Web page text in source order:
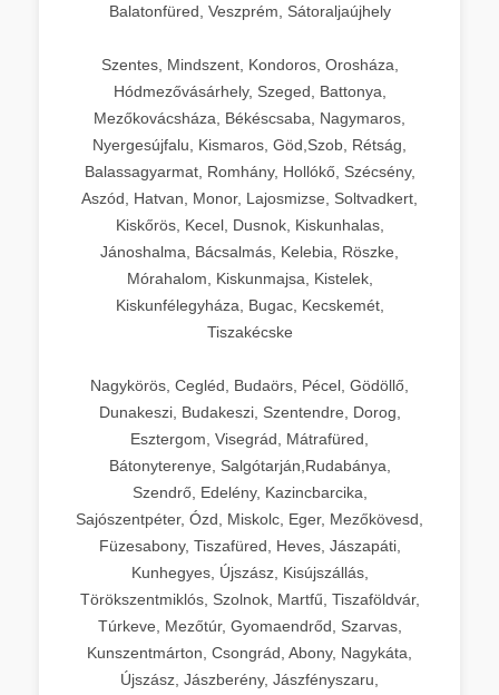
Balatonfüred, Veszprém, Sátoraljaújhely
Szentes, Mindszent, Kondoros, Orosháza,
Hódmezővásárhely, Szeged, Battonya,
Mezőkovácsháza, Békéscsaba, Nagymaros,
Nyergesújfalu, Kismaros, Göd,Szob, Rétság,
Balassagyarmat, Romhány, Hollókő, Szécsény,
Aszód, Hatvan, Monor, Lajosmizse, Soltvadkert,
Kiskőrös, Kecel, Dusnok, Kiskunhalas,
Jánoshalma, Bácsalmás, Kelebia, Röszke,
Mórahalom, Kiskunmajsa, Kistelek,
Kiskunfélegyháza, Bugac, Kecskemét,
Tiszakécske
Nagykörös, Cegléd, Budaörs, Pécel, Gödöllő,
Dunakeszi, Budakeszi, Szentendre, Dorog,
Esztergom, Visegrád, Mátrafüred,
Bátonyterenye, Salgótarján,Rudabánya,
Szendrő, Edelény, Kazincbarcika,
Sajószentpéter, Ózd, Miskolc, Eger, Mezőkövesd,
Füzesabony, Tiszafüred, Heves, Jászapáti,
Kunhegyes, Újszász, Kisújszállás,
Törökszentmiklós, Szolnok, Martfű, Tiszaföldvár,
Túrkeve, Mezőtúr, Gyomaendrőd, Szarvas,
Kunszentmárton, Csongrád, Abony, Nagykáta,
Újszász, Jászberény, Jászfényszaru,